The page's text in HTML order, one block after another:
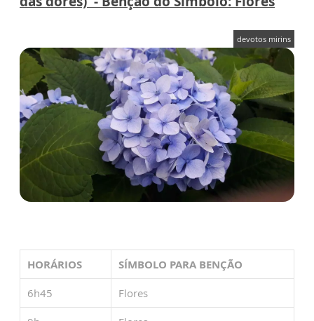
devotos mirins
HORÁRIOS SÍMBOLO PARA BENÇÃO
6h45 Flores